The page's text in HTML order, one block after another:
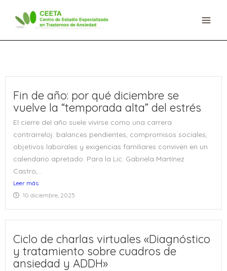
contenido
Fin de año: por qué diciembre se
vuelve la “temporada alta” del estrés
El cierre del año suele vivirse como una carrera
contrarreloj: balances pendientes, compromisos sociales,
objetivos laborales y exigencias familiares conviven en un
calendario apretado. Para la Lic. Gabriela Martínez
Castro,...
Leer más
10 diciembre, 2025
Ciclo de charlas virtuales «Diagnóstico
y tratamiento sobre cuadros de
ansiedad y ADDH»